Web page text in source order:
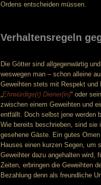
Ordens entscheiden müssen.
Verhaltensregeln
Die Götter sind allgegenwärtig
weswegen man – schon alleine
Geweihten stets mit Respekt und
„Ehrwürdige(r) Diener(in)“ oder
zwischen einem Geweihten und
entfällt. Doch selbst jene werden
Wie bereits beschrieben, sind sie
gesehene Gäste. Ein gutes
Hauses einen kurzen Segen, um
Geweihter dazu angehalten wird,
Zeiten, erbringen die Geweihten
Bezahlung denn als freundliche